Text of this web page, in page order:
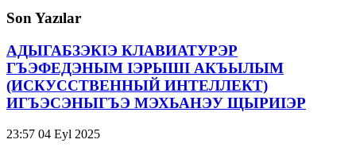
Son Yazılar
АДЫГАБЗЭКӀЭ КЛАВИАТУРЭР
ГЪЭФЕДЭНЫМ ӀЭРЫШӀ АКЪЫЛЫМ
(ИСКУССТВЕННЫЙ ИНТЕЛЛЕКТ)
ИГЪЭСЭНЫГЪЭ МЭХЬАНЭУ ЩЫРИӀЭР
23:57 04 Eyl 2025